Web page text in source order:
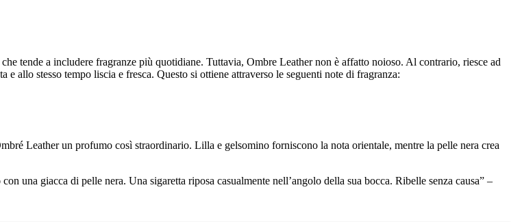
tende a includere fragranze più quotidiane. Tuttavia, Ombre Leather non è affatto noioso. Al contrario, riesce ad
allo stesso tempo liscia e fresca. Questo si ottiene attraverso le seguenti note di fragranza:
Leather un profumo così straordinario. Lilla e gelsomino forniscono la nota orientale, mentre la pelle nera crea
una giacca di pelle nera. Una sigaretta riposa casualmente nell’angolo della sua bocca. Ribelle senza causa” –